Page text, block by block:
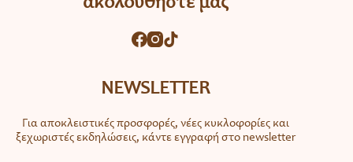
ακολουθήστε μας
NEWSLETTER
Για αποκλειστικές προσφορές, νέες κυκλοφορίες και
ξεχωριστές εκδηλώσεις, κάντε εγγραφή στο newsletter